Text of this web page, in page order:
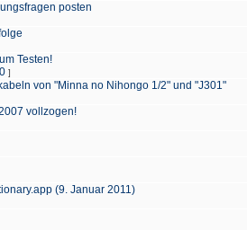
posten
Testen!
]
von "Minna no Nihongo 1/2" und "J301"
vollzogen!
(9. Januar 2011)